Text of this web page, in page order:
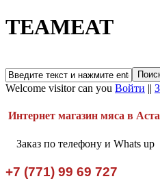
TEAMEAT
Welcome visitor can you Войти ||
Интернет магазин мяса в
Заказ по телефону и Whats up
+7 (771) 99 69 727